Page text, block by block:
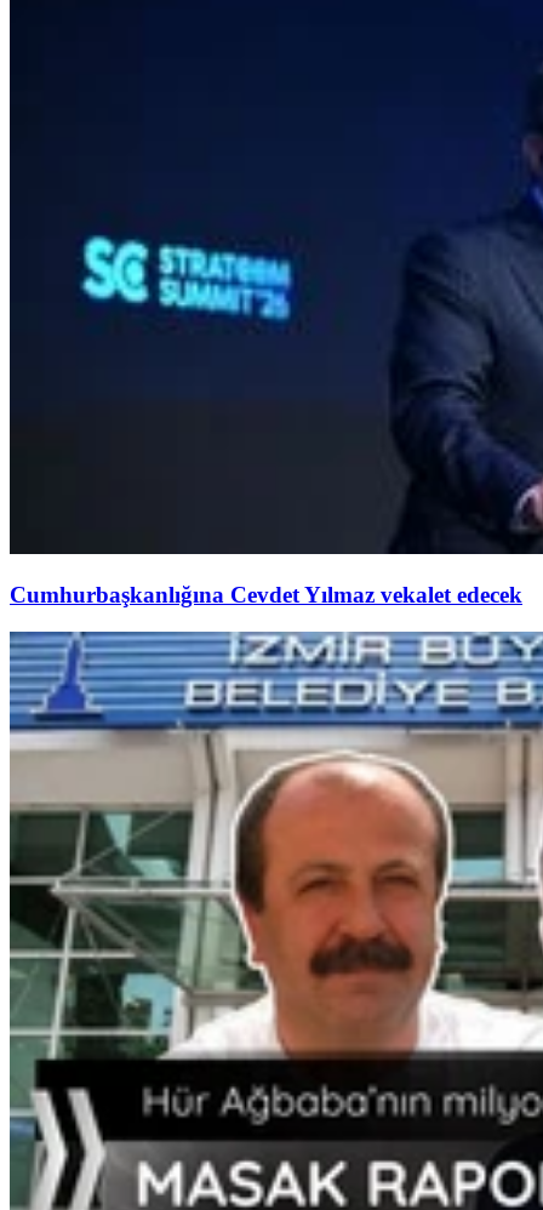
Cumhurbaşkanlığına Cevdet Yılmaz vekalet edecek